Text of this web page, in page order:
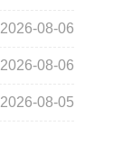
2026-08-06
2026-08-06
2026-08-05